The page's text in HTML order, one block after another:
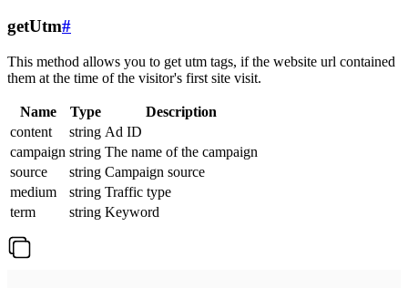
getUtm#
This method allows you to get utm tags, if the website url contained
them at the time of the visitor's first site visit.
Name Type
Description
content
string Ad ID
campaign string The name of the campaign
source
string Campaign source
medium
string Traffic type
term
string Keyword